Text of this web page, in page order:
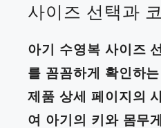
사이즈 선택과
아기 수영복 사이즈
를 꼼꼼하게 확인하
제품 상세 페이지의
여 아기의 키와 몸무